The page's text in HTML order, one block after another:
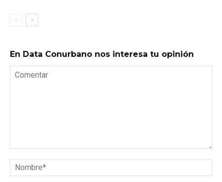
En Data Conurbano nos interesa tu opinión